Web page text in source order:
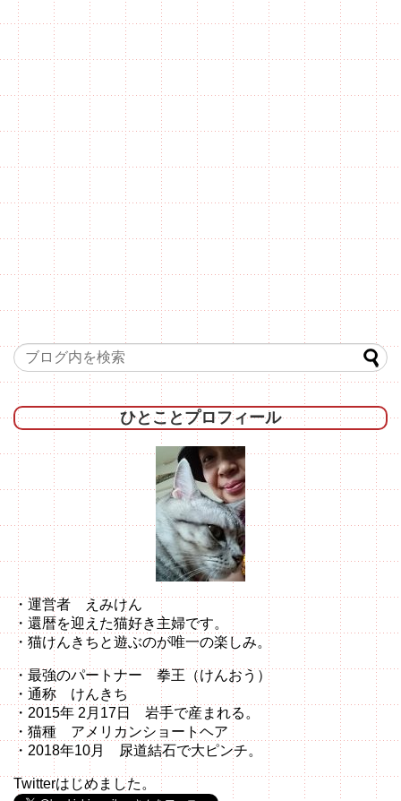
ひとことプロフィール
・運営者 えみけん
・還暦を迎えた猫好き主婦です。
・猫けんきちと遊ぶのが唯一の楽しみ。
・最強のパートナー 拳王（けんおう）
・通称 けんきち
・2015年 2月17日 岩手で産まれる。
・猫種 アメリカンショートヘア
・2018年10月 尿道結石で大ピンチ。
Twitterはじめました。